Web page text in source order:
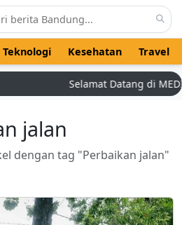
Teknologi Kesehatan Travel
Selamat Datang di
jalan
dengan tag "Perbaikan jalan"